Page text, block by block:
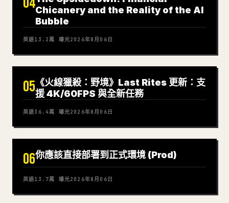
Chicanery and the Reality of the AI
Bubble
英語13.2萬 曝光2026年8月06日
05 《火線獵殺：野境》Last Rites 更新：支
援 4K/60FPS 與全新任務
英語36.4萬 曝光2026年8月06日
06你應該直接部署到正式環境 (Prod)
英語13.7萬 曝光2026年8月06日